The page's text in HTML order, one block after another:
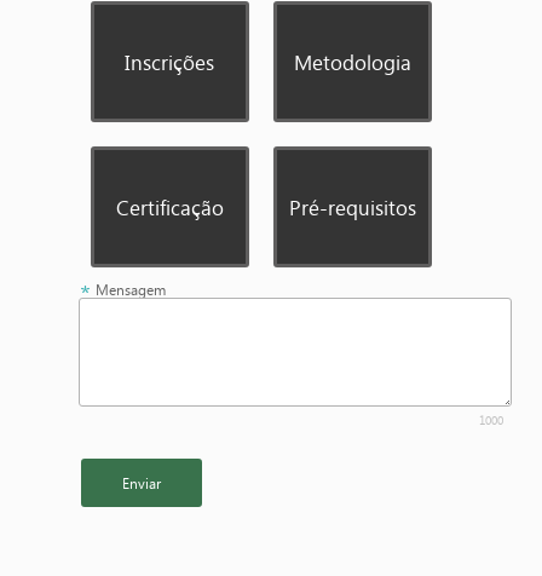
Inscrições Metodologia
Certificação Pré-requisitos
Mensagem
1000